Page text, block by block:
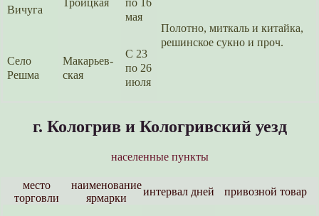
Вичуга
Троицкая
по 16
мая
Полотно, миткаль и китайка,
решинское сукно и проч.
Село
Решма
Макарьев­
ская
С 23
по 26
июля
г. Кологрив и Кологривс­кий уезд
населенные пункты
место
торговли
наименова­ние
ярмарки
интер­вал дней привозной товар